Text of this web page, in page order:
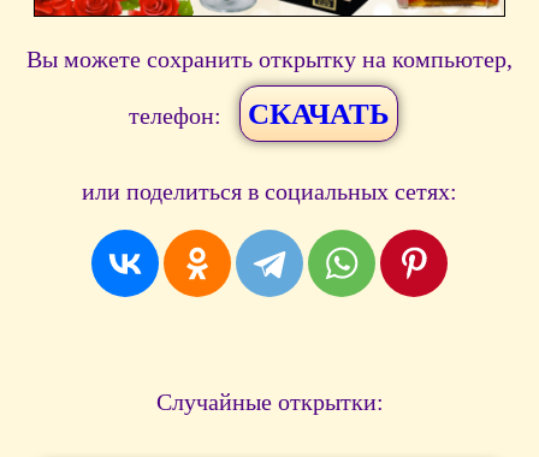
Вы можете сохранить открытку на компьютер,
телефон: СКАЧАТЬ
или поделиться в социальных сетях:
Случайные открытки: